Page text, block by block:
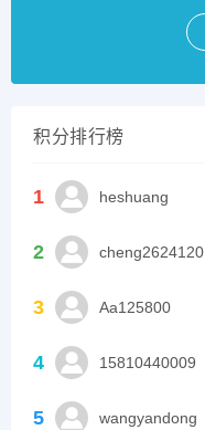
积分排行榜
1 heshuang
2 cheng2624120
3 Aa125800
4 15810440009
5 wangyandong